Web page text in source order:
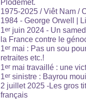
Plodémet.
1975-2025 / Viêt Nam /
1984 - George Orwell |
1er juin 2024 - Un
la France contre le
1er mai : Pas un sou
retraites etc.!
1 er mai travaillé : une
1er sinistre : Bayrou
2 juillet 2025 -Les gros
français